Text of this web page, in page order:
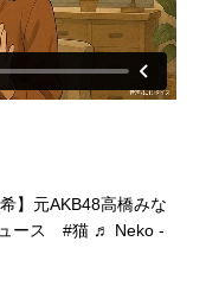
】元AKB48高橋みな
ース #猫 ♬ Neko -